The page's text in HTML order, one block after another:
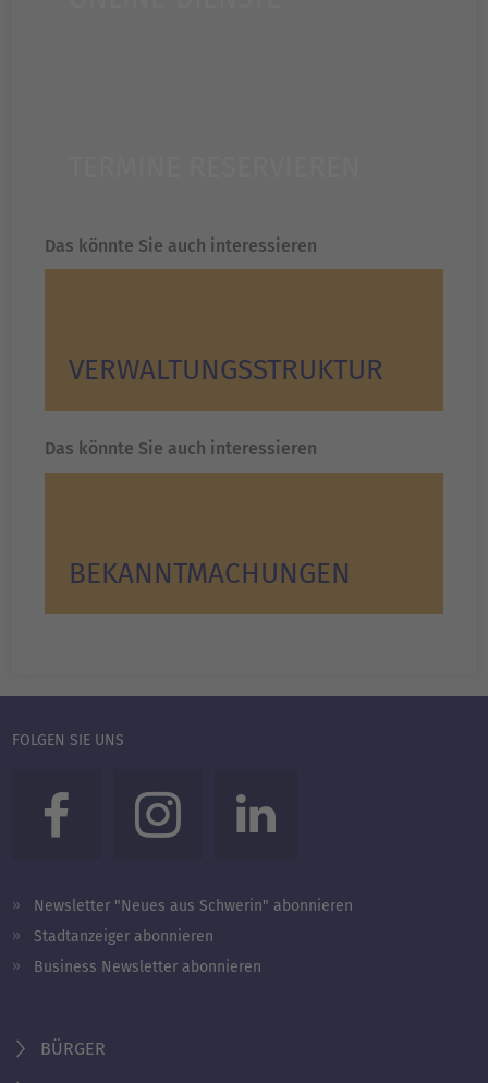
Das könnte Sie auch interessieren
VERWALTUNGS­STRUKTUR
Das könnte Sie auch interessieren
BEKANNT­MACHUNGEN
FOLGEN SIE UNS
Newsletter "Neues aus Schwerin" abonnieren
Stadtanzeiger abonnieren
Business Newsletter abonnieren
BÜRGER